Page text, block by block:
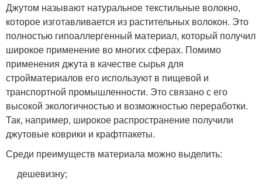
Джутом называют натуральное текстильные волокно,
которое изготавливается из растительных волокон. Это
полностью гипоаллергенный материал, который получил
широкое применение во многих сферах. Помимо
применения джута в качестве сырья для
стройматериалов его используют в пищевой и
транспортной промышленности. Это связано с его
высокой экологичностью и возможностью переработки.
Так, например, широкое распространение получили
джутовые коврики и крафтпакеты.
Среди преимуществ материала можно выделить:
дешевизну;